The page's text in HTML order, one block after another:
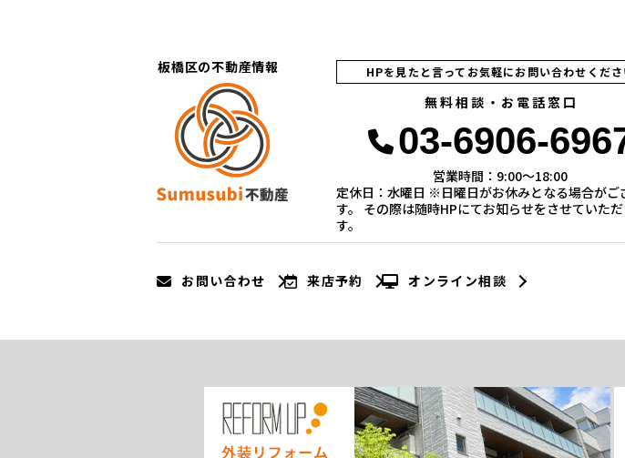
板橋区の不動産情報 HPを見たと言ってお気軽にお問い合わせくださ
無料相談・お電話窓口
03-6906-
営業時間：9:00〜18:00
定休日：水曜日 ※日曜日がお休みとなる場合がご
す。 その際は随時HPにてお知らせをさせていた
す。
お問い合わせ 来店予約 オンライン相談